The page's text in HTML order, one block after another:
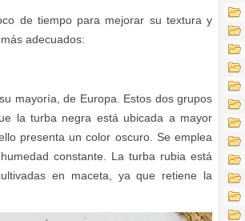
de tiempo para mejorar su textura y
adecuados:
mayoría, de Europa. Estos dos grupos
la turba negra está ubicada a mayor
presenta un color oscuro. Se emplea
constante. La turba rubia está
en maceta, ya que retiene la